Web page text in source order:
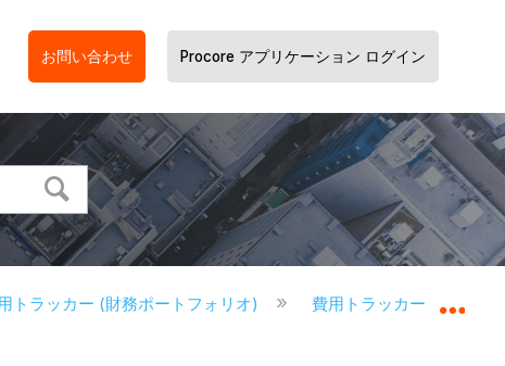
お問い合わせ Procore アプリケーション ログイン
トラッカー (財務ポートフォリオ) 費用トラッカー - チュー